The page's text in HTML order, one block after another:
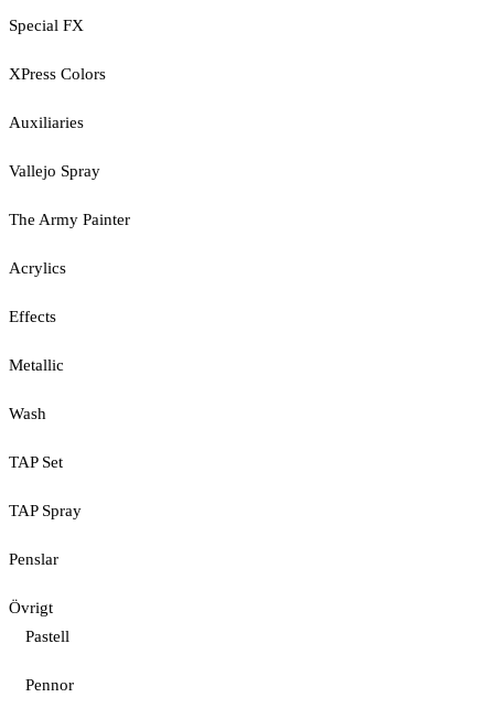
Special FX
XPress Colors
Auxiliaries
Vallejo Spray
The Army Painter
Acrylics
Effects
Metallic
Wash
TAP Set
TAP Spray
Penslar
Övrigt
Pastell
Pennor